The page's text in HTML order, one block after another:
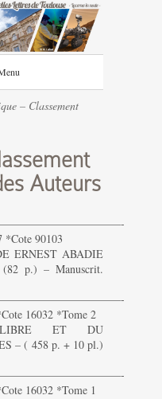
– Classement
Auteurs
90103
ERNEST ABADIE
p.) – Manuscrit.
16032 *Tome 2
ET DU
– ( 458 p. + 10 pl.)
16032 *Tome 1